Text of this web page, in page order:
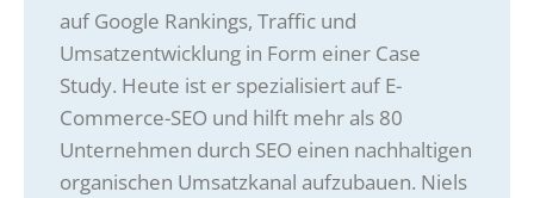
auf Google Rankings, Traffic und
Umsatzentwicklung in Form einer Case
Study. Heute ist er spezialisiert auf E-
Commerce-SEO und hilft mehr als 80
Unternehmen durch SEO einen nachhaltigen
organischen Umsatzkanal aufzubauen. Niels